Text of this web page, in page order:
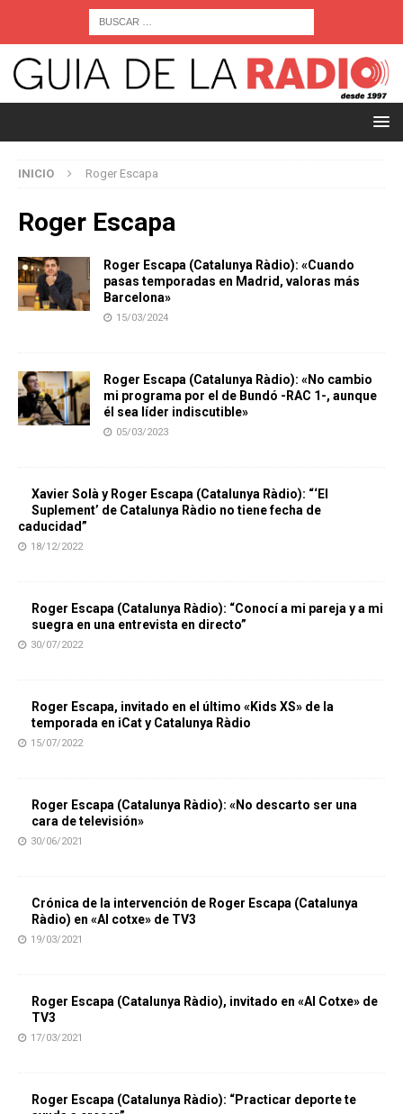
INICIO Roger Escapa
Roger Escapa
Roger Escapa (Catalunya Ràdio): «Cuando
pasas temporadas en Madrid, valoras más
Barcelona»
15/03/2024
Roger Escapa (Catalunya Ràdio): «No cambio
mi programa por el de Bundó -RAC 1-, aunque
él sea líder indiscutible»
05/03/2023
Xavier Solà y Roger Escapa (Catalunya Ràdio): “‘El
Suplement’ de Catalunya Ràdio no tiene fecha de
caducidad”
18/12/2022
Roger Escapa (Catalunya Ràdio): “Conocí a mi pareja y a mi
suegra en una entrevista en directo”
30/07/2022
Roger Escapa, invitado en el último «Kids XS» de la
temporada en iCat y Catalunya Ràdio
15/07/2022
Roger Escapa (Catalunya Ràdio): «No descarto ser una
cara de televisión»
30/06/2021
Crónica de la intervención de Roger Escapa (Catalunya
Ràdio) en «Al cotxe» de TV3
19/03/2021
Roger Escapa (Catalunya Ràdio), invitado en «Al Cotxe» de
TV3
17/03/2021
Roger Escapa (Catalunya Ràdio): “Practicar deporte te